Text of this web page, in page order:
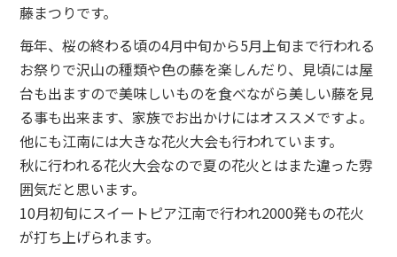
藤まつりです。
毎年、桜の終わる頃の4月中旬から5月上旬まで行われる
お祭りで沢山の種類や色の藤を楽しんだり、見頃には屋
台も出ますので美味しいものを食べながら美しい藤を見
る事も出来ます、家族でお出かけにはオススメですよ。
他にも江南には大きな花火大会も行われています。
秋に行われる花火大会なので夏の花火とはまた違った雰
囲気だと思います。
10月初旬にスイートピア江南で行われ2000発もの花火
が打ち上げられます。